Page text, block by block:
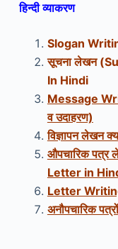
हिन्दी व्याकरण
Slogan
सूचना लेखन
In Hindi
Message
व उदाहरण)
विज्ञापन लेखन
औपचारिक पत्र
Letter in
Letter
अनौपचारिक